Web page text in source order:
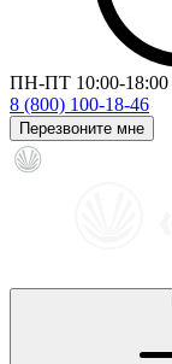
ПН-ПТ 10:00-18:00
8 (800) 100-18-46
Перезвоните мне